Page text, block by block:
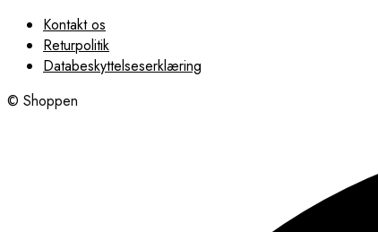
Kontakt os
Returpolitik
Databeskyttelseserklæring
© Shoppen